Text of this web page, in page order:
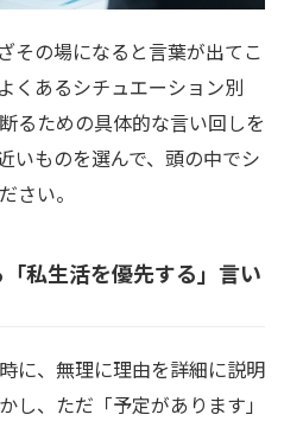
その場になると言葉が出てこ
くあるシチュエーション別
るための具体的な言い回しを
いものを選んで、頭の中でシ
さい。
私生活を優先する」言い
に、無理に理由を詳細に説明
し、ただ「予定があります」